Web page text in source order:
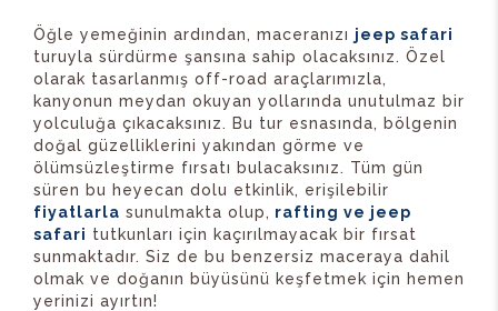
Öğle yemeğinin ardından, maceranızı jeep safari
turuyla sürdürme şansına sahip olacaksınız. Özel
olarak tasarlanmış off-road araçlarımızla,
kanyonun meydan okuyan yollarında unutulmaz bir
yolculuğa çıkacaksınız. Bu tur esnasında, bölgenin
doğal güzelliklerini yakından görme ve
ölümsüzleştirme fırsatı bulacaksınız. Tüm gün
süren bu heyecan dolu etkinlik, erişilebilir
fiyatlarla sunulmakta olup, rafting ve jeep
safari tutkunları için kaçırılmayacak bir fırsat
sunmaktadır. Siz de bu benzersiz maceraya dahil
olmak ve doğanın büyüsünü keşfetmek için hemen
yerinizi ayırtın!